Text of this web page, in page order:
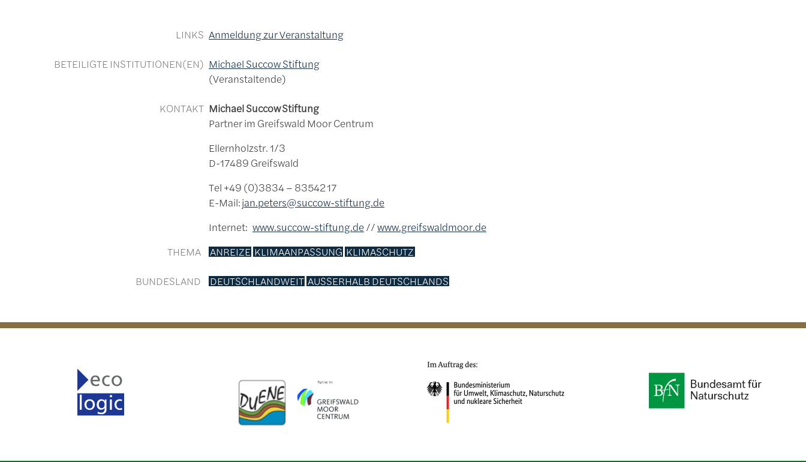
LINKS Anmeldung zur Veranstaltung
BETEILIGTE INSTITUTIONEN(EN) Michael Succow Stiftung
Veranstaltende
KONTAKT Michael Succow Stiftung
Partner im Greifswald Moor Centrum
Ellernholzstr. 1/3
D-17489 Greifswald
Tel +49 (0)3834 – 83542 17
E-Mail:jan.peters@succow-stiftung.de
Internet: www.succow-stiftung.de//www.greifswaldmoor.de
THEMA
ANREIZE KLIMAANPASSUNG KLIMASCHUTZ
BUNDESLAND DEUTSCHLANDWEIT AUSSERHALB DEUTSCHLANDS